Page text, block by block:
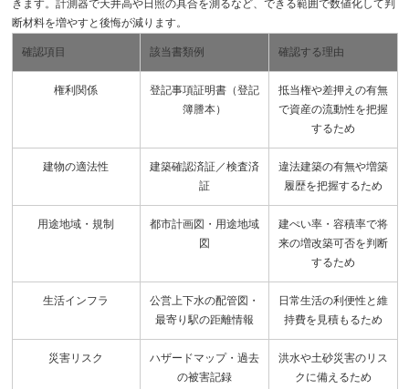
きます。計測器で天井高や日照の具合を測るなど、できる範囲で数値化して判
断材料を増やすと後悔が減ります。
確認項目 該当書類例 確認する理由
権利関係
登記事項証明書（登記
簿謄本）
抵当権や差押えの有無
で資産の流動性を把握
するため
建物の適法性
建築確認済証／検査済
証
違法建築の有無や増築
履歴を把握するため
用途地域・規制
都市計画図・用途地域
図
建ぺい率・容積率で将
来の増改築可否を判断
するため
生活インフラ
公営上下水の配管図・
最寄り駅の距離情報
日常生活の利便性と維
持費を見積もるため
災害リスク
ハザードマップ・過去
の被害記録
洪水や土砂災害のリス
クに備えるため